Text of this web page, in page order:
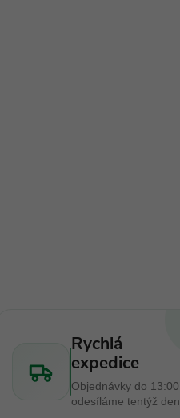
Rychlá
expedice
Objednávky do 13:00
odesíláme tentýž den